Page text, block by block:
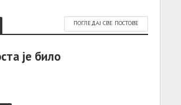
ПОГЛЕДАЈ СВЕ ПОСТОВЕ
је било